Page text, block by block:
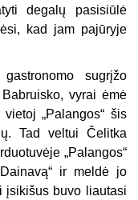
degalų pasisiūlė
kad jam pajūryje
sugrįžo
vyrai ėmė
„Palangos“ šis
Tad veltui Čelitka
„Palangos“
ir meldė jo
įsikišus buvo liautasi